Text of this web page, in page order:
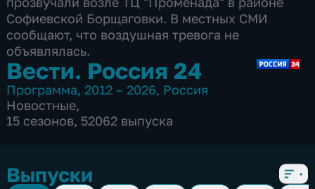
Софиевской Борщаговки. В местных СМИ
сообщают, что воздушная тревога не
объявлялась.
Вести. Россия 24
Программа, 2012 – 2026, Россия
Новостные,
15 сезонов, 52062 выпуска
Выпуски